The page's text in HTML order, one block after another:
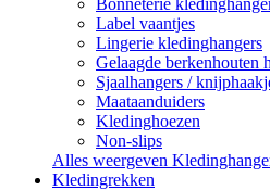
Bonneterie
Label vaantjes
Lingerie kledinghangers
Gelaagde berkenhouten
Sjaalhangers /
Maataanduiders
Kledinghoezen
Non-slips
Alles weergeven
Kledingrekken